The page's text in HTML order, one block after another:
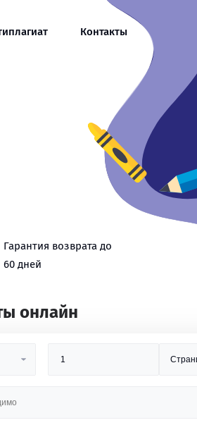
Контакты
Гарантия возврата до
60 дней
онлайн